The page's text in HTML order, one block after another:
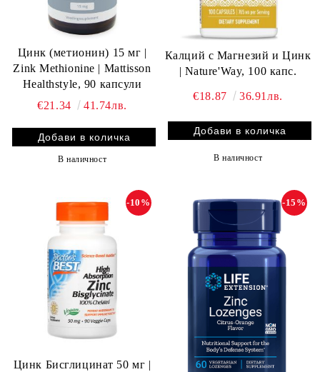
Цинк (метионин) 15 мг |
Zink Methionine | Mattisson
Healthstyle, 90 капсули
€21.34
41.74лв.
В наличност
Калций с Магнезий и Цинк
| Nature'Way, 100 капс.
€18.87 36.91лв.
В наличност
Цинк Бисглицинат 50 мг |
-10% -15%